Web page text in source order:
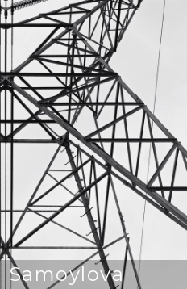
Samoylova